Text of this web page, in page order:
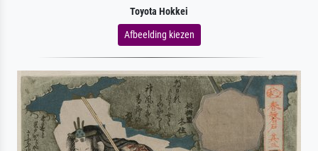
Toyota Hokkei
Afbeelding kiezen